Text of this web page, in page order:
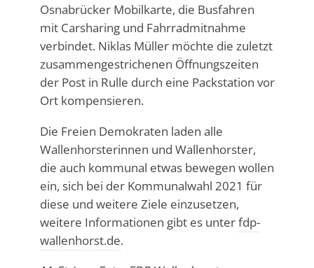
Osnabrücker Mobilkarte, die Busfahren
mit Carsharing und Fahrradmitnahme
verbindet. Niklas Müller möchte die zuletzt
zusammengestrichenen Öffnungszeiten
der Post in Rulle durch eine Packstation vor
Ort kompensieren.
Die Freien Demokraten laden alle
Wallenhorsterinnen und Wallenhorster,
die auch kommunal etwas bewegen wollen
ein, sich bei der Kommunalwahl 2021 für
diese und weitere Ziele einzusetzen,
weitere Informationen gibt es unterfdp-
wallenhorst.de.